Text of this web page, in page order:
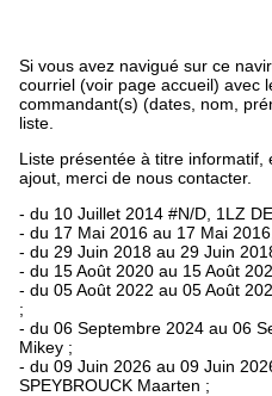
Si vous avez navigué sur ce
courriel (voir page accueil) avec
commandant(s) (dates, nom,
liste.
Liste présentée à titre informatif,
ajout, merci de nous contacter.
- du 10 Juillet 2014 #N/D, 1LZ
- du 17 Mai 2016 au 17 Mai
- du 29 Juin 2018 au 29 Juin
- du 15 Août 2020 au 15 Août
- du 05 Août 2022 au 05 Août
;
- du 06 Septembre 2024 au 06
Mikey ;
- du 09 Juin 2026 au 09 Juin
SPEYBROUCK Maarten ;